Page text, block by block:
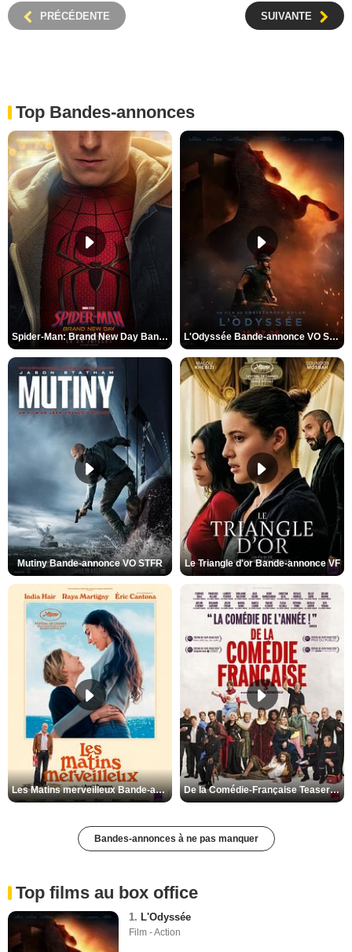
PRÉCÉDENTE SUIVANTE
Top Bandes-annonces
Spider-Man: Brand New Day Bande-annonce VO STFR L'Odyssée Bande-annonce VO STFR
Mutiny Bande-annonce VO STFR Le Triangle d'or Bande-annonce VF
Les Matins merveilleux Bande-annonce VF De la Comédie-Française Teaser VF
Bandes-annonces à ne pas manquer
Top films au box office
1. L'Odyssée
Film - Action